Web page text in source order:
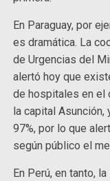
En Paraguay, por
es dramática. La
de Urgencias del
alertó hoy que
de hospitales en el
la capital Asunción,
97%, por lo que
según público el
En Perú, en tanto,